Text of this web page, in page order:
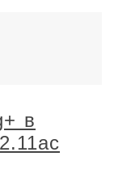
в